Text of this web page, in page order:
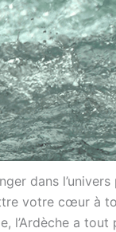
dans
votre cœur à
l’Ardèche a